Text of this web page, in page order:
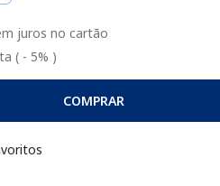
juros no cartão
( - 5% )
COMPRAR